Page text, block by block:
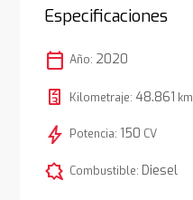
Especificaciones
calendar_today Año: 2020
Kilometraje: 48.861 km
bolt Potencia: 150 CV
comic_bubble Combustible: Diesel